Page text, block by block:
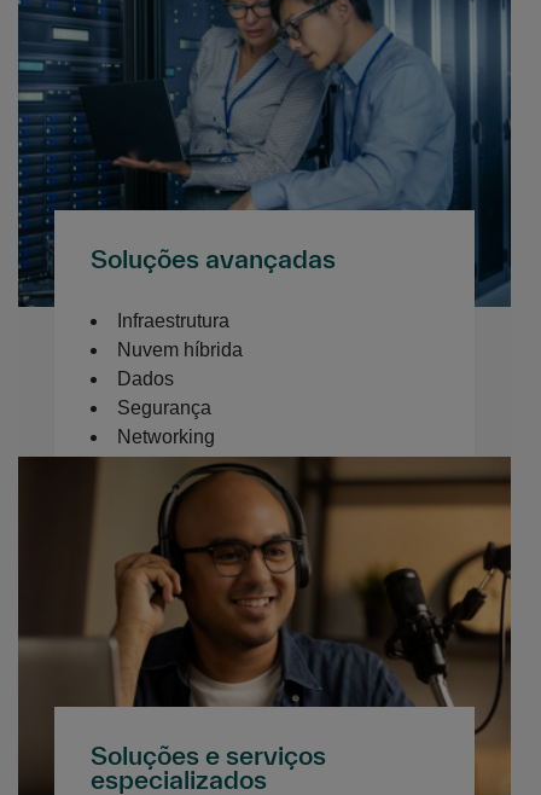
Soluções avançadas
Infraestrutura
Nuvem híbrida
Dados
Segurança
Networking
Software
Soluções e serviços
especializados